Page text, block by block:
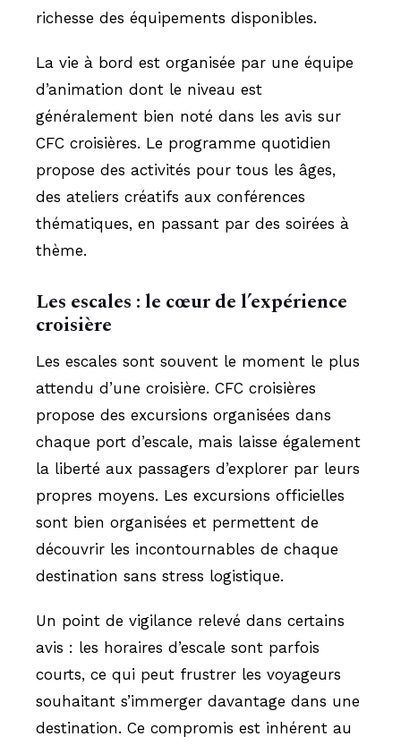
richesse des équipements disponibles.
La vie à bord est organisée par une équipe
d’animation dont le niveau est
généralement bien noté dans les avis sur
CFC croisières. Le programme quotidien
propose des activités pour tous les âges,
des ateliers créatifs aux conférences
thématiques, en passant par des soirées à
thème.
Les escales : le cœur de l’expérience
croisière
Les escales sont souvent le moment le plus
attendu d’une croisière. CFC croisières
propose des excursions organisées dans
chaque port d’escale, mais laisse également
la liberté aux passagers d’explorer par leurs
propres moyens. Les excursions officielles
sont bien organisées et permettent de
découvrir les incontournables de chaque
destination sans stress logistique.
Un point de vigilance relevé dans certains
avis : les horaires d’escale sont parfois
courts, ce qui peut frustrer les voyageurs
souhaitant s’immerger davantage dans une
destination. Ce compromis est inhérent au